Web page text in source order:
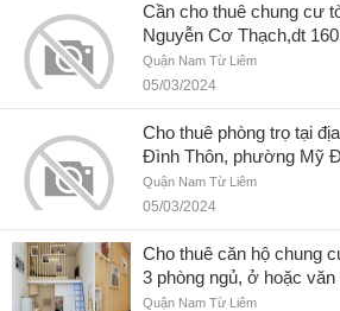
Cần cho thuê chung cư
Nguyễn Cơ Thạch,dt
Nguyễn phương trang
Quận Nam Từ Liêm
05/03/2024
Cho thuê phòng trọ tại
Đình Thôn, phường Mỹ
Quận Nam Từ Liêm
05/03/2024
Cho thuê căn hộ chung
3 phòng ngủ, ở hoặc
Quận Nam Từ Liêm